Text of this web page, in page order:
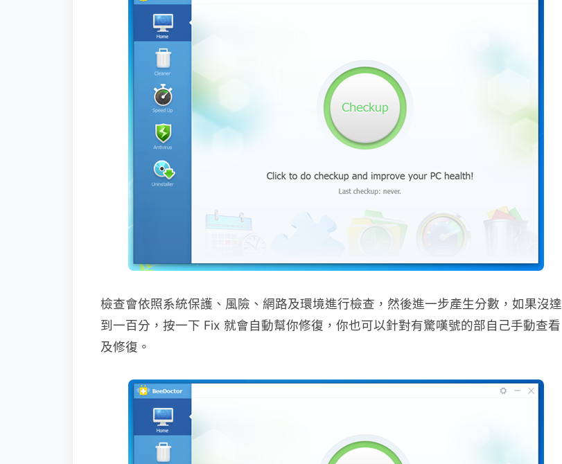
檢查會依照系統保護、風險、網路及環境進行檢查，然後進一步產生分數，如果沒達
到一百分，按一下 Fix 就會自動幫你修復，你也可以針對有驚嘆號的部自己手動查看
及修復。